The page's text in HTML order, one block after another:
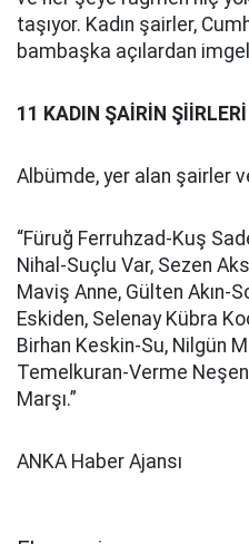
taşıyor. Kadın şairler,
bambaşka açılardan
11 KADIN ŞAİRİN
Albümde, yer alan şairler
“Füruğ Ferruhzad-Kuş
Nihal-Suçlu Var, Sezen
Maviş Anne, Gülten Akın-
Eskiden, Selenay Kübra
Birhan Keskin-Su, Nilgün
Temelkuran-Verme
Marşı.”
ANKA Haber Ajansı